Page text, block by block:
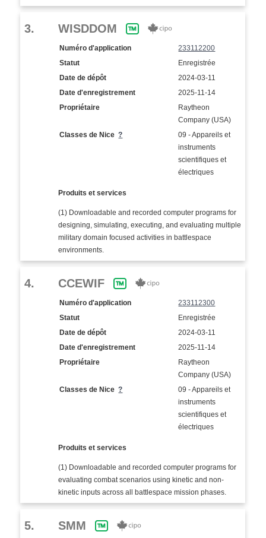
3. WISDDOM
Numéro d'application
233112200
Statut
Enregistrée
Date de dépôt
2024-03-11
Date d'enregistrement
2025-11-14
Propriétaire
Raytheon
Company (USA)
Classes de Nice?
09 - Appareils et
instruments
scientifiques et
électriques
Produits et services
(1) Downloadable and recorded computer programs for
designing, simulating, executing, and evaluating multiple
military domain focused activities in battlespace
environments.
4. CCEWIF
Numéro d'application
233112300
Statut
Enregistrée
Date de dépôt
2024-03-11
Date d'enregistrement
2025-11-14
Propriétaire
Raytheon
Company (USA)
Classes de Nice?
09 - Appareils et
instruments
scientifiques et
électriques
Produits et services
(1) Downloadable and recorded computer programs for
evaluating combat scenarios using kinetic and non-
kinetic inputs across all battlespace mission phases.
5. SMM